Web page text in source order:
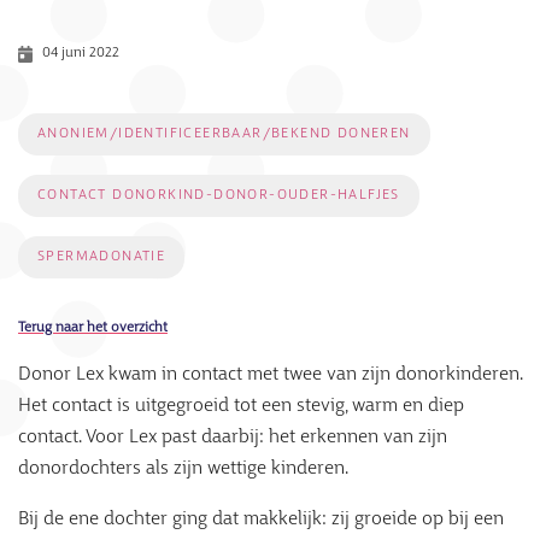
04 juni 2022
ANONIEM/IDENTIFICEERBAAR/BEKEND DONEREN
CONTACT DONORKIND-DONOR-OUDER-HALFJES
SPERMADONATIE
Terug naar het overzicht
Donor Lex kwam in contact met twee van zijn donorkinderen.
Het contact is uitgegroeid tot een stevig, warm en diep
contact. Voor Lex past daarbij: het erkennen van zijn
donordochters als zijn wettige kinderen.
Bij de ene dochter ging dat makkelijk: zij groeide op bij een